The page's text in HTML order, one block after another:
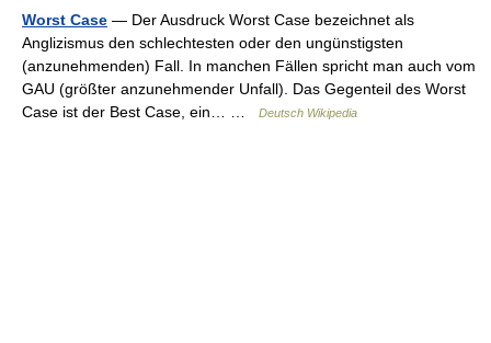
Worst Case — Der Ausdruck Worst Case bezeichnet als
Anglizismus den schlechtesten oder den ungünstigsten
(anzunehmenden) Fall. In manchen Fällen spricht man auch vom
GAU (größter anzunehmender Unfall). Das Gegenteil des Worst
Case ist der Best Case, ein… …
Deutsch Wikipedia